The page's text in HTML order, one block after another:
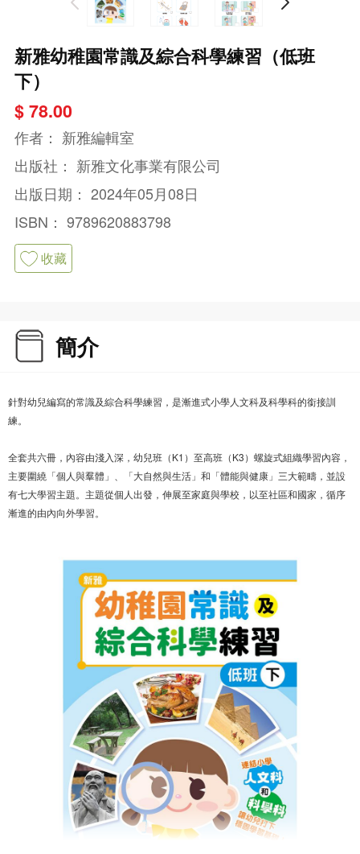
新雅幼稚園常識及綜合科學練習（低班
下）
$ 78.00
作者： 新雅編輯室
出版社： 新雅文化事業有限公司
出版日期： 2024年05月08日
ISBN： 9789620883798
收藏
簡介
針對幼兒編寫的常識及綜合科學練習，是漸進式小學人文科及科學科的銜接訓
練。
全套共六冊，內容由淺入深，幼兒班（K1）至高班（K3）螺旋式組織學習內容，
主要圍繞「個人與羣體」、「大自然與生活」和「體能與健康」三大範疇，並設
有七大學習主題。主題從個人出發，伸展至家庭與學校，以至社區和國家，循序
漸進的由內向外學習。